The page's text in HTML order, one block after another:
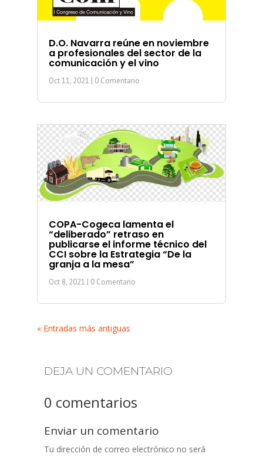
D.O. Navarra reúne en noviembre
a profesionales del sector de la
comunicación y el vino
Oct 11, 2021 | 0 Comentario
COPA-Cogeca lamenta el
“deliberado” retraso en
publicarse el informe técnico del
CCI sobre la Estrategia “De la
granja a la mesa”
Oct 8, 2021 | 0 Comentario
« Entradas más antiguas
DEJA UN COMENTARIO
0 comentarios
Enviar un comentario
Tu dirección de correo electrónico no será